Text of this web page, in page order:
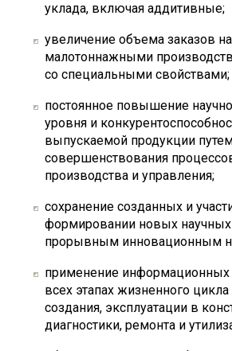
уклада, включая аддитивные;
увеличение объема заказов
малотоннажными
со специальными свойствами;
постоянное повышение
уровня и
выпускаемой продукции
совершенствования
производства и управления;
сохранение созданных и
формировании новых
прорывным инновационным
применение информационных
всех этапах жизненного
создания, эксплуатации в
диагностики, ремонта и